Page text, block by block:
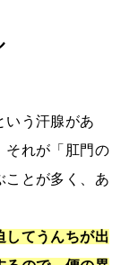
いう汗腺があ
それが「肛門の
ことが多く、あ
してうんちが出